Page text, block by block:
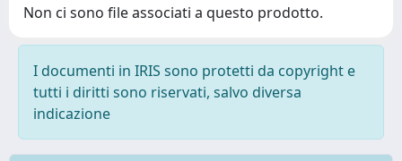
Non ci sono file associati a questo prodotto.
I documenti in IRIS sono protetti da copyright e
tutti i diritti sono riservati, salvo diversa
indicazione